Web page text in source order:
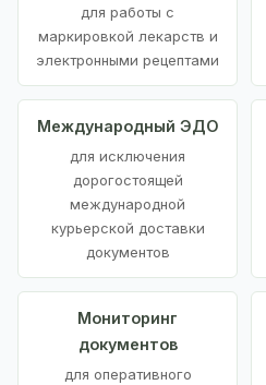
для работы с
маркировкой лекарств и
электронными рецептами
Международный ЭДО
для исключения
дорогостоящей
международной
курьерской доставки
документов
Мониторинг
документов
для оперативного